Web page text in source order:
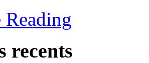
recents